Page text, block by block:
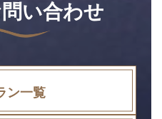
い合わせ
ン一覧